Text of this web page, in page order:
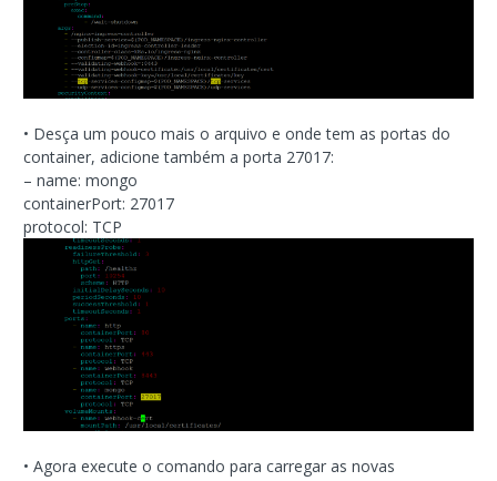
• Desça um pouco mais o arquivo e onde tem as portas do
container, adicione também a porta 27017:
– name: mongo
containerPort: 27017
protocol: TCP
• Agora execute o comando para carregar as novas